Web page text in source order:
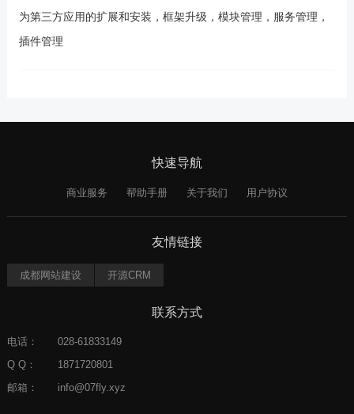
为第三方应用的扩展和安装，框架升级，模块管理，服务管理，
插件管理
快速导航
商业服务 帮助手册 关于我们 用户协议
友情链接
成都网站建设 开源CRM
联系方式
电话：
028-61833149
Q Q：
1871720801
邮箱：
info@07fly.xyz